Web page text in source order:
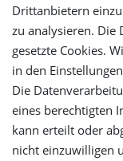
Drittanbietern
zu analysieren. Die
gesetzte Cookies.
in den
Die
eines berechtigten
kann erteilt oder
nicht einzuwilligen